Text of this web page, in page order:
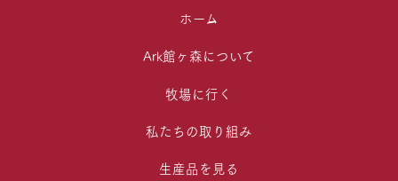
ホーム
Ark館ヶ森について
牧場に行く
私たちの取り組み
生産品を見る